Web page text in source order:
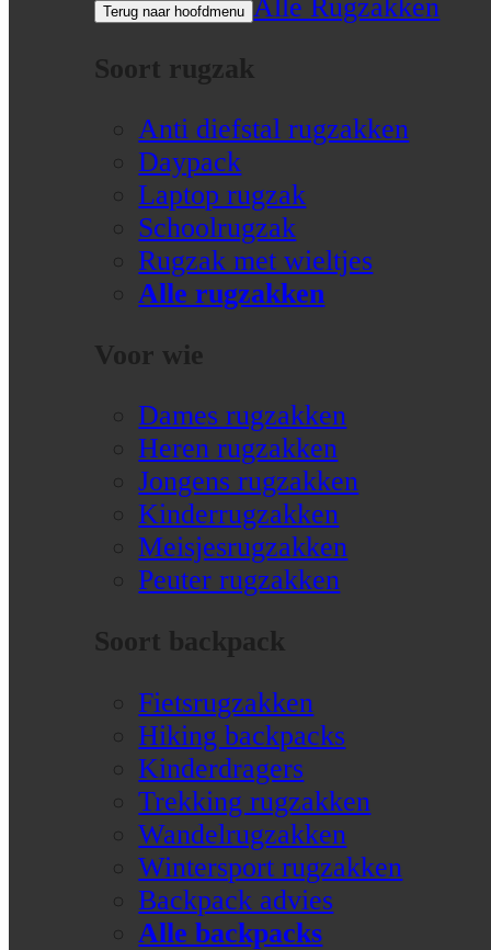
Terug naar hoofdmenu Alle Rugzakken
Soort rugzak
Anti diefstal rugzakken
Daypack
Laptop rugzak
Schoolrugzak
Rugzak met wieltjes
Alle rugzakken
Voor wie
Dames rugzakken
Heren rugzakken
Jongens rugzakken
Kinderrugzakken
Meisjesrugzakken
Peuter rugzakken
Soort backpack
Fietsrugzakken
Hiking backpacks
Kinderdragers
Trekking rugzakken
Wandelrugzakken
Wintersport rugzakken
Backpack advies
Alle backpacks